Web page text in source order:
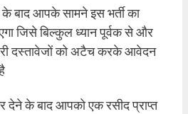
बाद आपके सामने इस भर्ती का
जिसे बिल्कुल ध्यान पूर्वक से और
दस्तावेजों को अटैच करके आवेदन
देने के बाद आपको एक रसीद प्राप्त